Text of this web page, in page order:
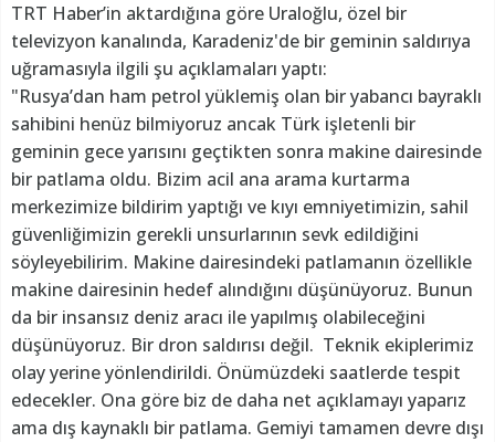
TRT Haber’in aktardığına göre Uraloğlu, özel bir
televizyon kanalında, Karadeniz'de bir geminin saldırıya
uğramasıyla ilgili şu açıklamaları yaptı:
"Rusya’dan ham petrol yüklemiş olan bir yabancı bayraklı
sahibini henüz bilmiyoruz ancak Türk işletenli bir
geminin gece yarısını geçtikten sonra makine dairesinde
bir patlama oldu. Bizim acil ana arama kurtarma
merkezimize bildirim yaptığı ve kıyı emniyetimizin, sahil
güvenliğimizin gerekli unsurlarının sevk edildiğini
söyleyebilirim. Makine dairesindeki patlamanın özellikle
makine dairesinin hedef alındığını düşünüyoruz. Bunun
da bir insansız deniz aracı ile yapılmış olabileceğini
düşünüyoruz. Bir dron saldırısı değil. Teknik ekiplerimiz
olay yerine yönlendirildi. Önümüzdeki saatlerde tespit
edecekler. Ona göre biz de daha net açıklamayı yaparız
ama dış kaynaklı bir patlama. Gemiyi tamamen devre dışı